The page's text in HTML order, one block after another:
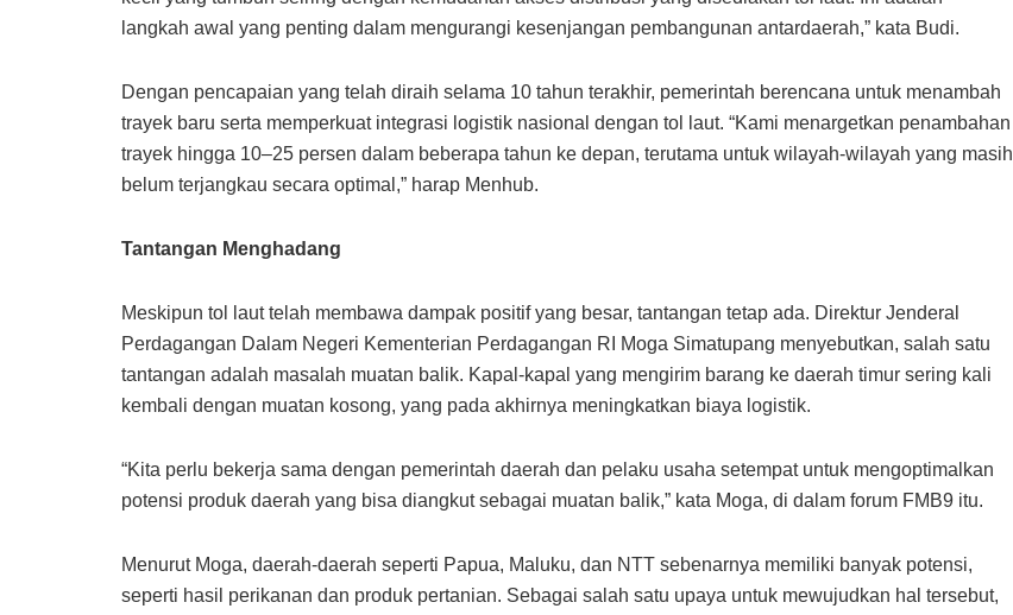
langkah awal yang penting dalam mengurangi kesenjangan pembangunan antardaerah,” kata Budi.
Dengan pencapaian yang telah diraih selama 10 tahun terakhir, pemerintah berencana untuk menambah
trayek baru serta memperkuat integrasi logistik nasional dengan tol laut. “Kami menargetkan penambahan
trayek hingga 10–25 persen dalam beberapa tahun ke depan, terutama untuk wilayah-wilayah yang masih
belum terjangkau secara optimal,” harap Menhub.
Tantangan Menghadang
Meskipun tol laut telah membawa dampak positif yang besar, tantangan tetap ada. Direktur Jenderal
Perdagangan Dalam Negeri Kementerian Perdagangan RI Moga Simatupang menyebutkan, salah satu
tantangan adalah masalah muatan balik. Kapal-kapal yang mengirim barang ke daerah timur sering kali
kembali dengan muatan kosong, yang pada akhirnya meningkatkan biaya logistik.
“Kita perlu bekerja sama dengan pemerintah daerah dan pelaku usaha setempat untuk mengoptimalkan
potensi produk daerah yang bisa diangkut sebagai muatan balik,” kata Moga, di dalam forum FMB9 itu.
Menurut Moga, daerah-daerah seperti Papua, Maluku, dan NTT sebenarnya memiliki banyak potensi,
seperti hasil perikanan dan produk pertanian. Sebagai salah satu upaya untuk mewujudkan hal tersebut,